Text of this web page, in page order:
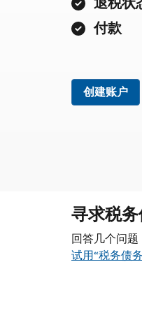
付款
创建账户
寻求税
回答几个问题
试用“税务债